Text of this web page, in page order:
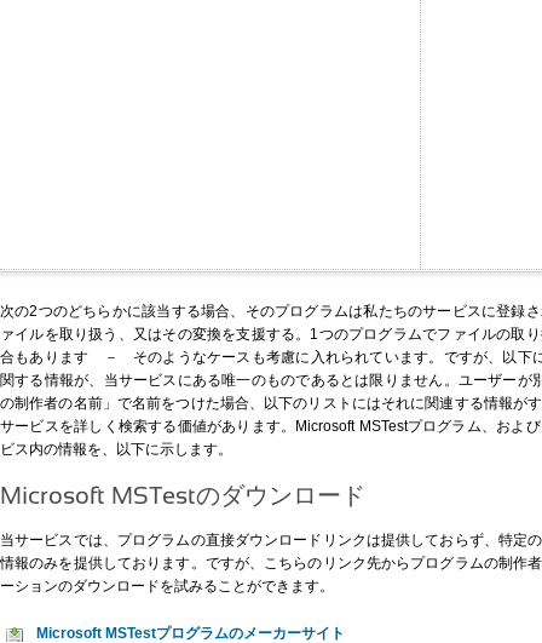
次の2つのどちらかに該当する場合、そのプログラムは私たちのサービスに登
ァイルを取り扱う、又はその変換を支援する。1つのプログラムでファイルの取
合もあります － そのようなケースも考慮に入れられています。ですが、以下
関する情報が、当サービスにある唯一のものであるとは限りません。ユーザーが
の制作者の名前」で名前をつけた場合、以下のリストにはそれに関連する情報が
サービスを詳しく検索する価値があります。Microsoft MSTestプログラム、およ
ビス内の情報を、以下に示します。
Microsoft MSTestのダウンロード
当サービスでは、プログラムの直接ダウンロードリンクは提供しておらず、特定
情報のみを提供しております。ですが、 こちらのリンク先からプログラムの制作
ーションのダウンロードを試みることができます。
Microsoft MSTestプログラムのメーカーサイト